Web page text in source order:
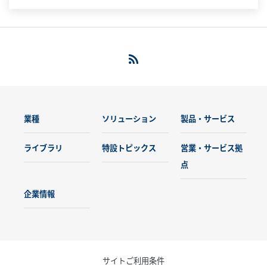
業種 ソリューション 製品・サービス
ライブラリ 特設トピックス
営業・サービス拠
点
企業情報
サイトご利用条件